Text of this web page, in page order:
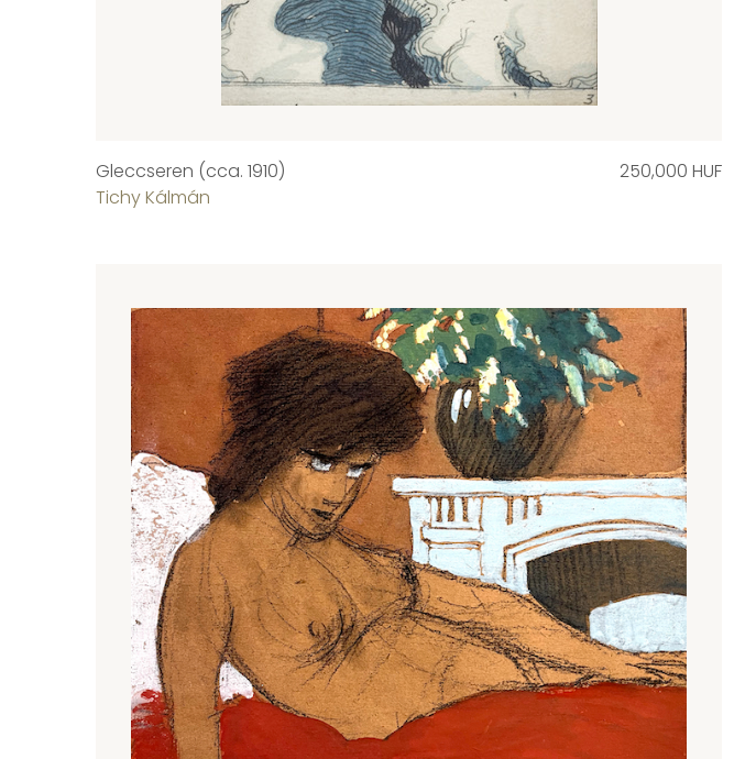
Gleccseren (cca. 1910)
Tichy Kálmán
250,000 HUF